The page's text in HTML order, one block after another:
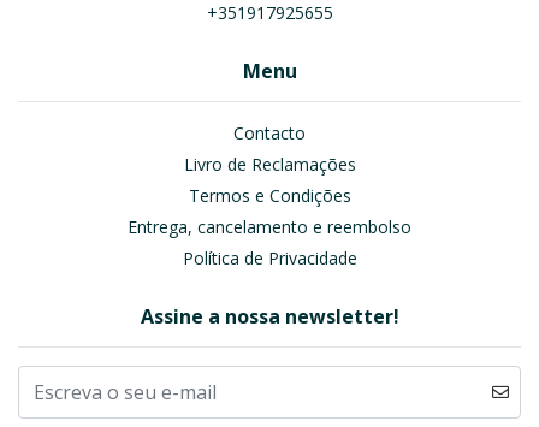
+351917925655
Menu
Contacto
Livro de Reclamações
Termos e Condições
Entrega, cancelamento e reembolso
Política de Privacidade
Assine a nossa newsletter!